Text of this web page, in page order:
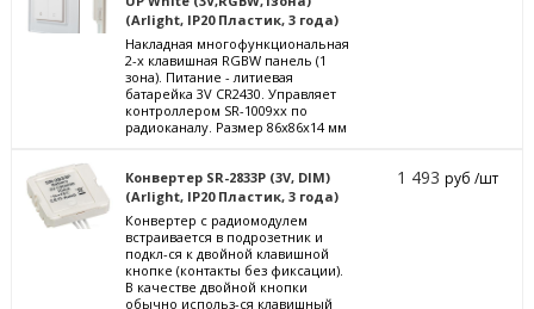
(Arlight, IP20 Пластик, 3 года)
Накладная многофункциональная
2-х клавишная RGBW панель (1
зона). Питание - литиевая
батарейка 3V CR2430. Управляет
контроллером SR-1009xx по
радиоканалу. Размер 86х86х14 мм
Конвертер SR-2833P (3V, DIM)
(Arlight, IP20 Пластик, 3 года)
Конвертер с радиомодулем
встраивается в подрозетник и
подкл-ся к двойной клавишной
кнопке (контакты без фиксации).
В качестве двойной кнопки
обычно использ-ся клавишный
1 493руб /шт